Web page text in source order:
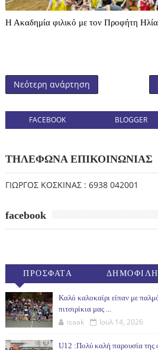
Η Ακαδημία φιλικό με τον Προφήτη
Νεότερη ανάρτηση
FACEBOOK BLOGGER
ΤΗΛΕΦΩΝΑ ΕΠΙΚΟΙΝΩΝΙΑΣ
ΓΙΩΡΓΟΣ ΚΟΣΚΙΝΑΣ : 6938 042001
facebook
ΠΡΟΣΦΑΤΑ ΔΗΜΟΦΙΛΗ
Καλό καλοκαίρι είπαν με
πιτσιρίκια μας ...
isaak Ιουλ 14, 2026
U12 :Πολύ καλή παρουσία της